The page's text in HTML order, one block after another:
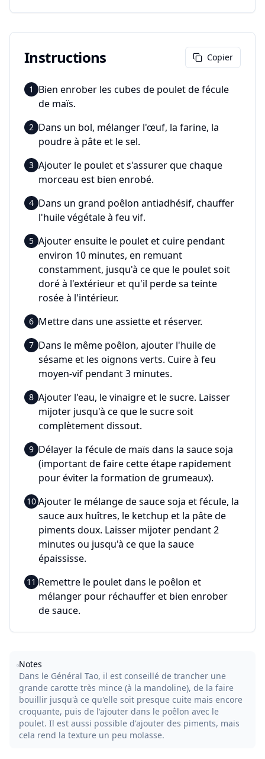
Instructions Copier
1
Bien enrober les cubes de poulet de fécule
de maïs.
2 Dans un bol, mélanger l'œuf, la farine, la
poudre à pâte et le sel.
3 Ajouter le poulet et s'assurer que chaque
morceau est bien enrobé.
4 Dans un grand poêlon antiadhésif, chauffer
l'huile végétale à feu vif.
5 Ajouter ensuite le poulet et cuire pendant
environ 10 minutes, en remuant
constamment, jusqu'à ce que le poulet soit
doré à l'extérieur et qu'il perde sa teinte
rosée à l'intérieur.
6 Mettre dans une assiette et réserver.
7 Dans le même poêlon, ajouter l'huile de
sésame et les oignons verts. Cuire à feu
moyen-vif pendant 3 minutes.
8 Ajouter l'eau, le vinaigre et le sucre. Laisser
mijoter jusqu'à ce que le sucre soit
complètement dissout.
9 Délayer la fécule de maïs dans la sauce soja
(important de faire cette étape rapidement
pour éviter la formation de grumeaux).
10 Ajouter le mélange de sauce soja et fécule, la
sauce aux huîtres, le ketchup et la pâte de
piments doux. Laisser mijoter pendant 2
minutes ou jusqu'à ce que la sauce
épaississe.
11 Remettre le poulet dans le poêlon et
mélanger pour réchauffer et bien enrober
de sauce.
Notes
Dans le Général Tao, il est conseillé de trancher une
grande carotte très mince (à la mandoline), de la faire
bouillir jusqu'à ce qu'elle soit presque cuite mais encore
croquante, puis de l'ajouter dans le poêlon avec le
poulet. Il est aussi possible d'ajouter des piments, mais
cela rend la texture un peu molasse.